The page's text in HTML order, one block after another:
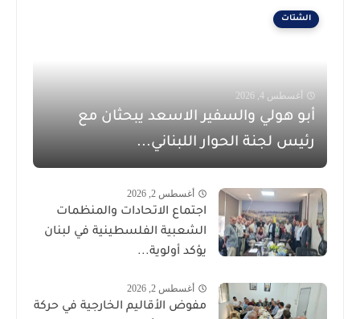
الشتات
أغسطس 4, 2026
أبو هولي والسفير الاسعد يبحثان مع
رئيس لجنة الحوار اللبناني...
أغسطس 2, 2026
اجتماع الاتحادات والمنظمات
الشعبية الفلسطينية في لبنان
يؤكد أولوية...
أغسطس 2, 2026
مفوض الأقاليم الخارجية في حركة